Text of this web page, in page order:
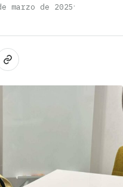
marzo de 2025·